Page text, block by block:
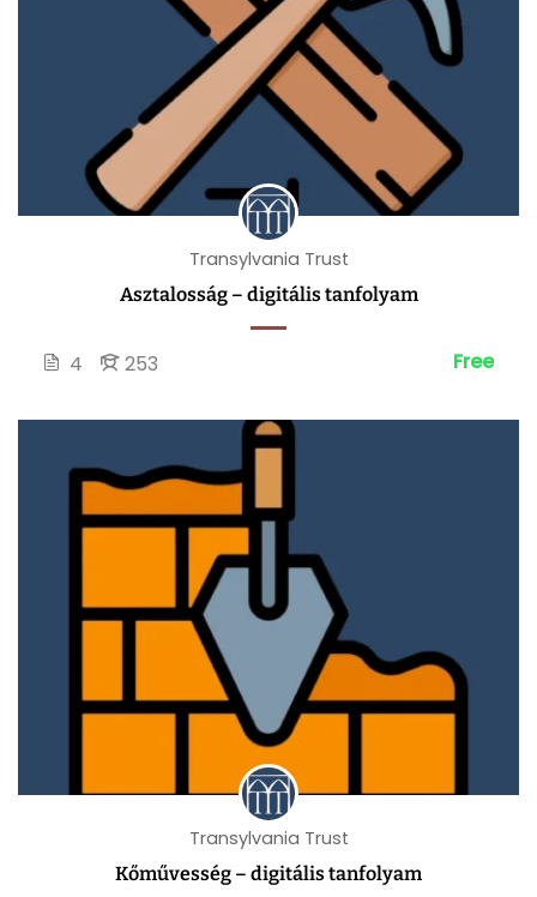
Transylvania Trust
Asztalosság – digitális tanfolyam
4 253 Free
Transylvania Trust
Kőművesség – digitális tanfolyam